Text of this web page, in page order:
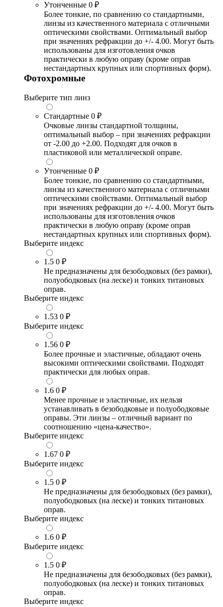
Утонченные 0 ₽
Более тонкие, по сравнению со стандартными,
линзы из качественного материала с отличными
оптическими свойствами. Оптимальный выбор
при значениях рефракции до +/- 4.00. Могут быть
использованы для изготовления очков
практически в любую оправу (кроме оправ
нестандартных крупных или спортивных форм).
Фотохромные
Выберите тип линз
Стандартные 0 ₽
Очковые линзы стандартной толщины,
оптимальный выбор – при значениях рефракции
от -2.00 до +2.00. Подходят для очков в
пластиковой или металлической оправе.
Утонченные 0 ₽
Более тонкие, по сравнению со стандартными,
линзы из качественного материала с отличными
оптическими свойствами. Оптимальный выбор
при значениях рефракции до +/- 4.00. Могут быть
использованы для изготовления очков
практически в любую оправу (кроме оправ
нестандартных крупных или спортивных форм).
Выберите индекс
1.5 0 ₽
Не предназначены для безободковых (без рамки),
полуободковых (на леске) и тонких титановых
оправ.
Выберите индекс
1.53 0 ₽
Выберите индекс
1.56 0 ₽
Более прочные и эластичные, обладают очень
высокими оптическими свойствами. Подходят
практически для любых оправ.
1.6 0 ₽
Менее прочные и эластичные, их нельзя
устанавливать в безободковые и полуободковые
оправы. Эти линзы – отличный вариант по
соотношению «цена-качество».
Выберите индекс
1.67 0 ₽
Выберите индекс
1.5 0 ₽
Не предназначены для безободковых (без рамки),
полуободковых (на леске) и тонких титановых
оправ.
Выберите индекс
1.6 0 ₽
Выберите индекс
1.5 0 ₽
Не предназначены для безободковых (без рамки),
полуободковых (на леске) и тонких титановых
оправ.
Выберите индекс